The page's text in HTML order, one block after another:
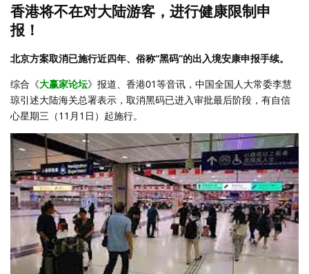
香港将不在对大陆游客，进行健康限制申
报！
北京方案取消已施行近四年、俗称“黑码”的出入境安康申报手续。
综合《大赢家论坛》报道、香港01等音讯，中国全国人大常委李慧
琼引述大陆海关总署表示，取消黑码已进入审批最后阶段，有自信
心星期三（11月1日）起施行。